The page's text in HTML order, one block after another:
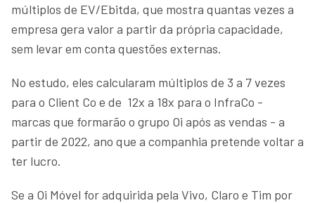
múltiplos de EV/Ebitda, que mostra quantas vezes a
empresa gera valor a partir da própria capacidade,
sem levar em conta questões externas.
No estudo, eles calcularam múltiplos de 3 a 7 vezes
para o Client Co e de 12x a 18x para o InfraCo -
marcas que formarão o grupo Oi após as vendas - a
partir de 2022, ano que a companhia pretende voltar a
ter lucro.
Se a Oi Móvel for adquirida pela Vivo, Claro e Tim por